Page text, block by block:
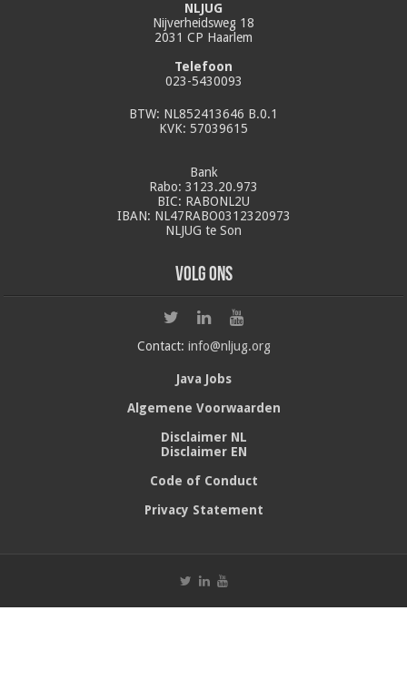
NLJUG
Nijverheidsweg 18
2031 CP Haarlem
Telefoon
023-5430093
BTW: NL852413646 B.0.1
KVK: 57039615
Bank
Rabo: 3123.20.973
BIC: RABONL2U
IBAN: NL47RABO0312320973
NLJUG te Son
Volg ons
Contact: info@nljug.org
Java Jobs
Algemene Voorwaarden
Disclaimer NL
Disclaimer EN
Code of Conduct
Privacy Statement